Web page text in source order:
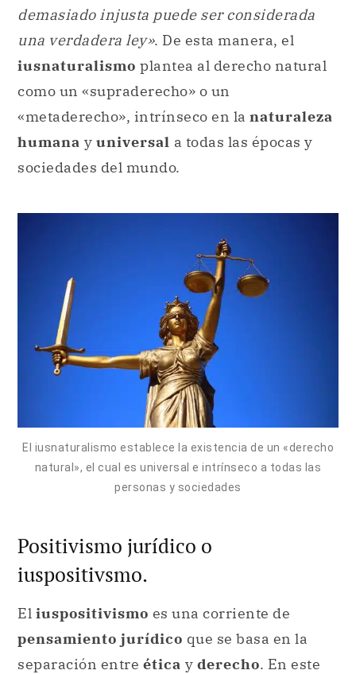
demasiado injusta puede ser considerada
una verdadera ley». De esta manera, el
iusnaturalismo plantea al derecho natural
como un «supraderecho» o un
«metaderecho», intrínseco en la naturaleza
humana y universal a todas las épocas y
sociedades del mundo.
El iusnaturalismo establece la existencia de un «derecho
natural», el cual es universal e intrínseco a todas las
personas y sociedades
Positivismo jurídico o
iuspositivsmo.
El iuspositivismo es una corriente de
pensamiento jurídico que se basa en la
separación entre ética y derecho. En este